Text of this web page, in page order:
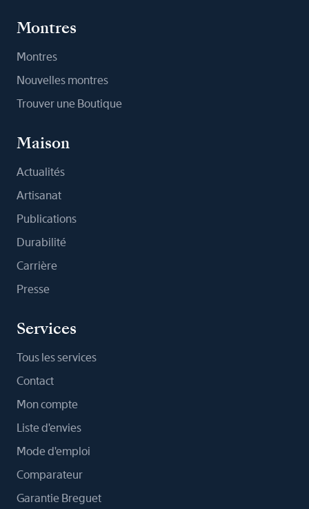
Montres
Montres
Nouvelles montres
Trouver une Boutique
Maison
Actualités
Artisanat
Publications
Durabilité
Carrière
Presse
Services
Tous les services
Contact
Mon compte
Liste d'envies
Mode d'emploi
Comparateur
Garantie Breguet